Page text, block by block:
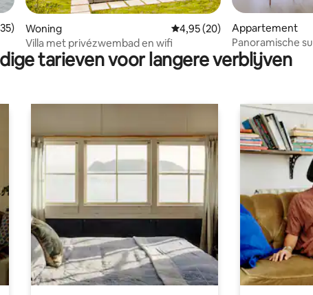
beoordeling van 4,81 op 5, 135 recensies
Woning Gemiddelde beoordeling van
4,95 (20)
Villa met privézwembad en wifi
Appartement
Panoramische
tarieven voor langere verblijven